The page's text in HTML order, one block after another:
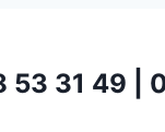
53 31 49 |